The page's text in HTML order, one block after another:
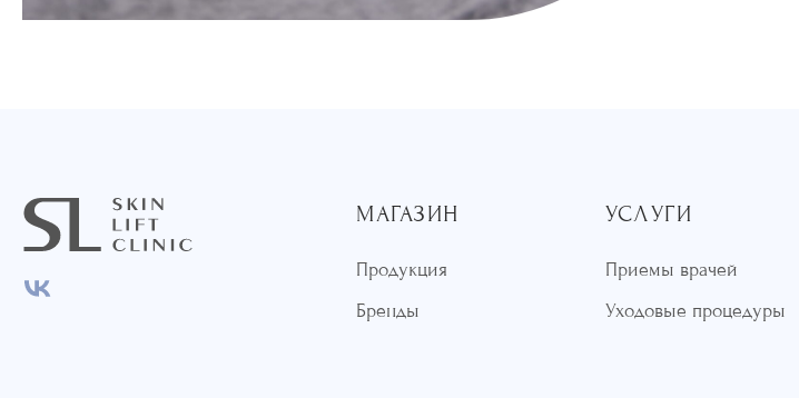
МАГАЗИН
Продукция
Бренды
УСЛУГИ
Приемы врачей
Уходовые процедуры